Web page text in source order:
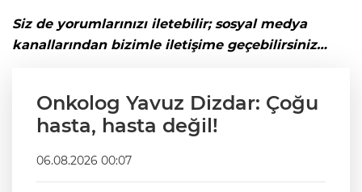
Siz de yorumlarınızı iletebilir; sosyal medya
kanallarından bizimle iletişime geçebilirsiniz…
Onkolog Yavuz Dizdar: Çoğu
hasta, hasta değil!
06.08.2026 00:07